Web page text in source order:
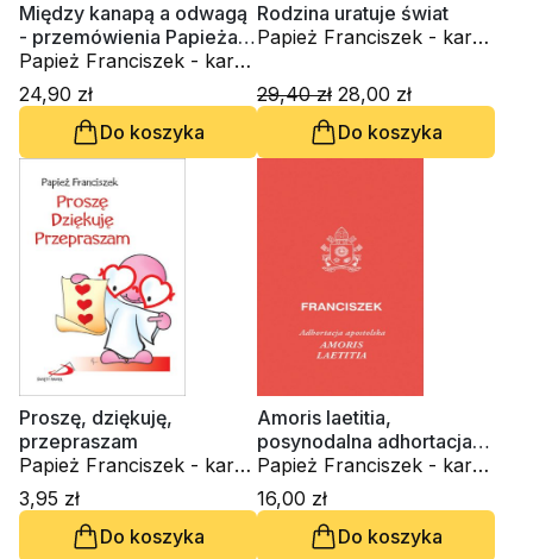
Między kanapą a odwagą
- przemówienia Papieża
Franciszka na ŚDM
Papież Franciszek - kard.
Jorge Mario Bergoglio
24,90 zł
Do koszyka
Rodzina uratuje świat
Papież Franciszek - kard.
29,40 zł 28,00 zł
Do koszyka
Proszę, dziękuję,
przepraszam
Papież Franciszek - kard.
Jorge Mario Bergoglio
3,95 zł
Do koszyka
Amoris laetitia,
posynodalna adhortacja
apostolska
Papież Franciszek - kard.
Jorge Mario Bergoglio
16,00 zł
Do koszyka